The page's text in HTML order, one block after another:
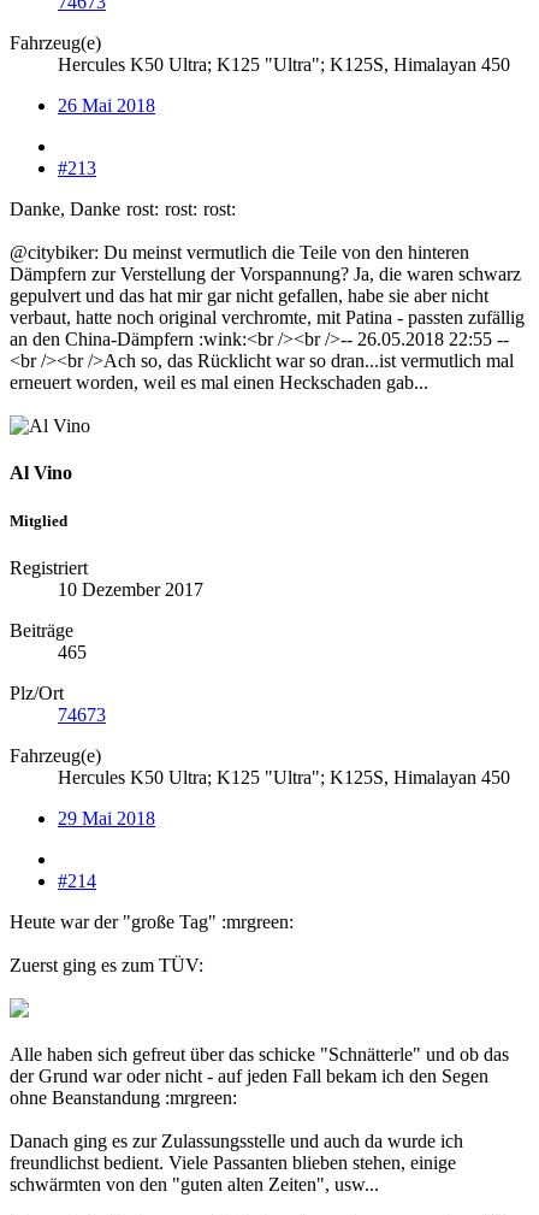
Fahrzeug(e)
Hercules K50 Ultra; K125 "Ultra"; K125S, Himalayan 450
26 Mai 2018
#213
Danke, Danke rost: rost: rost:
@citybiker: Du meinst vermutlich die Teile von den hinteren
Dämpfern zur Verstellung der Vorspannung? Ja, die waren schwarz
gepulvert und das hat mir gar nicht gefallen, habe sie aber nicht
verbaut, hatte noch original verchromte, mit Patina - passten zufällig
an den China-Dämpfern :wink:<br /><br />-- 26.05.2018 22:55 --
<br /><br />Ach so, das Rücklicht war so dran...ist vermutlich mal
erneuert worden, weil es mal einen Heckschaden gab...
Al Vino
Mitglied
Registriert
10 Dezember 2017
Beiträge
465
Plz/Ort
74673
Fahrzeug(e)
Hercules K50 Ultra; K125 "Ultra"; K125S, Himalayan 450
29 Mai 2018
#214
Heute war der "große Tag" :mrgreen:
Zuerst ging es zum TÜV:
Alle haben sich gefreut über das schicke "Schnätterle" und ob das
der Grund war oder nicht - auf jeden Fall bekam ich den Segen
ohne Beanstandung :mrgreen:
Danach ging es zur Zulassungsstelle und auch da wurde ich
freundlichst bedient. Viele Passanten blieben stehen, einige
schwärmten von den "guten alten Zeiten", usw...